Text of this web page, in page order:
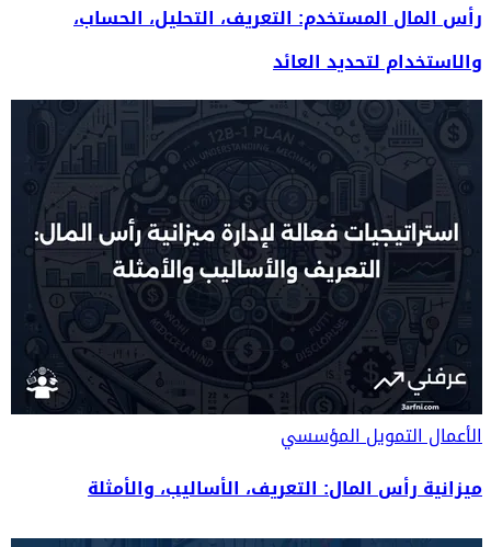
رأس المال المستخدم: التعريف، التحليل، الحساب،
والاستخدام لتحديد العائد
الأعمالالتمويل المؤسسي
ميزانية رأس المال: التعريف، الأساليب، والأمثلة